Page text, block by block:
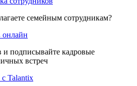
семейным сотрудникам?
онлайн
и подписывайте кадровые
встреч
с Talantix